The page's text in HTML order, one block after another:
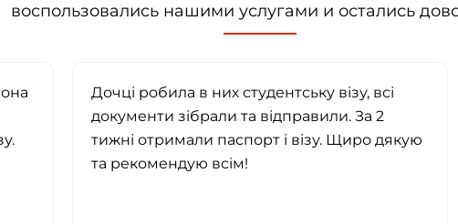
воспользовались нашими услугами и остались
Дочці робила в них студентську візу, всі
документи зібрали та відправили. За 2
тижні отримали паспорт і візу. Щиро дякую
та рекомендую всім!